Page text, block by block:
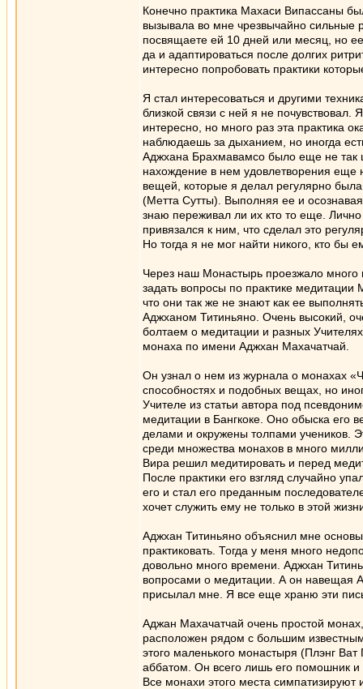
Конечно практика Махаси Випассаны
вызывала во мне чрезвычайно
посвящаете ей 10 дней или месяц, но
да и адаптироваться после долгих
интересно попробовать практики
Я стал интересоваться и другими
близкой связи с ней я не
интересно, но много раз эта практика
наблюдаешь за дыханием, но иногда
Аджхана Брахмавамсо было еще не так
нахождение в нем удовлетворения еще
вещей, которые я делал регулярно
(Метта Сутты). Выполняя ее и
знаю переживал ли их кто то еще.
привязался к ним, что сделал это
Но тогда я не мог найти никого, кто бы
Через наш Монастырь проезжало много
задать вопросы по практике
что они так же не знают как ее
Аджханом Титиньяно. Очень высокий,
болтаем о медитации и разных
монаха по имени Аджхан Махачатчай.
Он узнал о нем из журнала о монахах
способностях и подобных вещах, но
Учителе из статьи автора под
медитации в Бангкоке. Оно обыска его
делами и окружены толпами учеников.
среди множества монахов в много
Вира решил медитировать и перед
После практики его взгляд случайно
его и стал его преданным
хочет служить ему не только в этой
Аджхан Титиньяно объяснил мне
практиковать. Тогда у меня много
довольно много времени. Аджхан
вопросами о медитации. А он навещая
присылал мне. Я все еще храню эти
Аджан Махачатчай очень простой
расположен рядом с большим
этого маленького монастыря (Плэнг
аббатом. Он всего лишь его помошник
Все монахи этого места